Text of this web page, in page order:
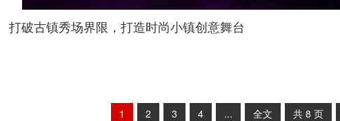
打破古镇秀场界限，打造时尚小镇创意舞台
1 2 3 4 ... 全文 共 8 页